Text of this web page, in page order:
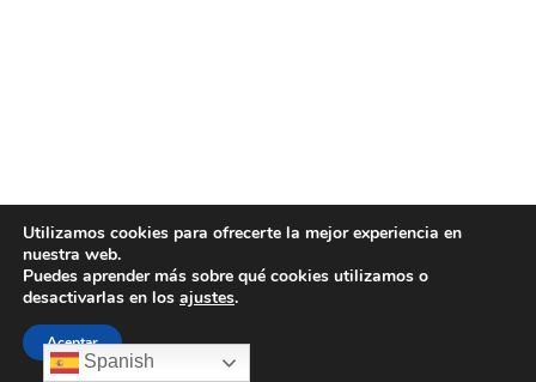
Spanish
Utilizamos cookies para ofrecerte la mejor experiencia en
nuestra web.
Puedes aprender más sobre qué cookies utilizamos o
desactivarlas en los ajustes.
Aceptar